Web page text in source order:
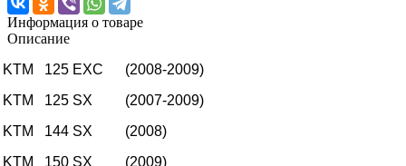
Информация о товаре
Описание
KTM
125 EXC (2008-2009)
KTM
125 SX
(2007-2009)
KTM
144 SX
(2008)
KTM
150 SX
(2009)